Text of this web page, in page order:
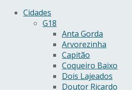
Cidades
G18
Anta Gorda
Arvorezinha
Capitão
Coqueiro Baixo
Dois Lajeados
Doutor Ricardo